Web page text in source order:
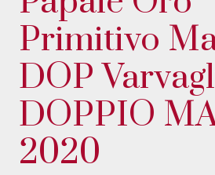
Primitivo
DOP
DOPPIO
2020